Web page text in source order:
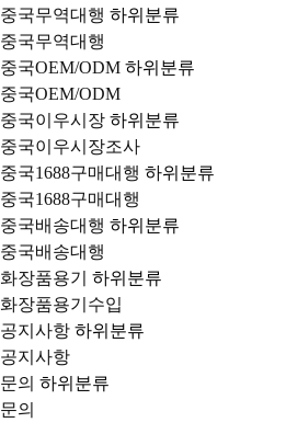
중국무역대행 하위분류
중국무역대행
중국OEM/ODM 하위분류
중국OEM/ODM
중국이우시장 하위분류
중국이우시장조사
중국1688구매대행 하위분류
중국1688구매대행
중국배송대행 하위분류
중국배송대행
화장품용기
하위분류
화장품용기수입
공지사항 하위분류
공지사항
문의 하위분류
문의